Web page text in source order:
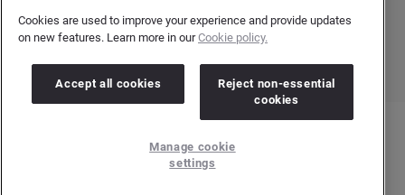
Company number: 03898053 | VAT number: 754 750 710
Cookies are used to improve your experience and provide updates
on new features. Learn more in ourCookie policy.
Accept all cookies
Reject non-essential
cookies
Manage cookie
settings